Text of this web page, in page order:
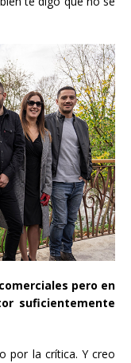
pero en
suficientemente
por la crítica. Y creo